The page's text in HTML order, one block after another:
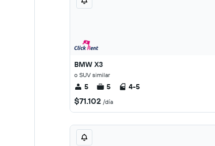
BMW X3
o SUV similar
5 5 4-5
$71.102 /día